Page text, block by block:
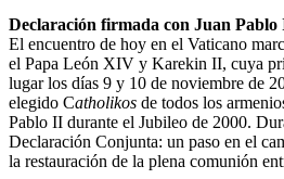
Declaración firmada con Juan Pablo
El encuentro de hoy en el Vaticano
el Papa León XIV y Karekin II, cuya
lugar los días 9 y 10 de noviembre de
elegido Catholikos de todos los
Pablo II durante el Jubileo de 2000.
Declaración Conjunta: un paso en el
la restauración de la plena comunión